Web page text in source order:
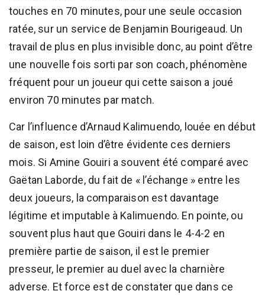
touches en 70 minutes, pour une seule occasion
ratée, sur un service de Benjamin Bourigeaud. Un
travail de plus en plus invisible donc, au point d’être
une nouvelle fois sorti par son coach, phénomène
fréquent pour un joueur qui cette saison a joué
environ 70 minutes par match.
Car l’influence d’Arnaud Kalimuendo, louée en début
de saison, est loin d’être évidente ces derniers
mois. Si Amine Gouiri a souvent été comparé avec
Gaëtan Laborde, du fait de « l’échange » entre les
deux joueurs, la comparaison est davantage
légitime et imputable à Kalimuendo. En pointe, ou
souvent plus haut que Gouiri dans le 4-4-2 en
première partie de saison, il est le premier
presseur, le premier au duel avec la charnière
adverse. Et force est de constater que dans ce